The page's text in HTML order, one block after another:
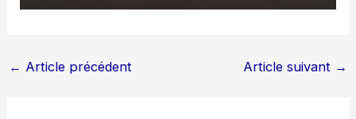
← Article précédent Article suivant →